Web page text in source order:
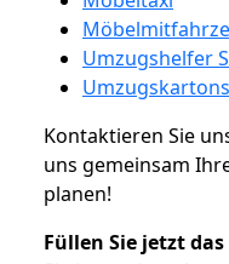
Umzugshelfer
Umzugskartons
Kontaktieren Sie
uns gemeinsam
planen!
Füllen Sie jetzt